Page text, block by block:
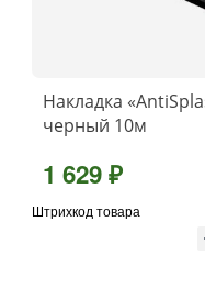
Накладка
черный 10м
1 629 ₽
Штрихкод товара